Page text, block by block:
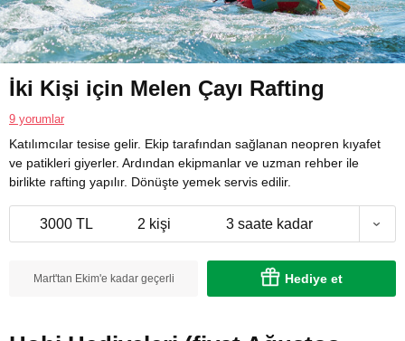
İki Kişi için Melen Çayı Rafting
9 yorumlar
Katılımcılar tesise gelir. Ekip tarafından sağlanan neopren kıyafet
ve patikleri giyerler. Ardından ekipmanlar ve uzman rehber ile
birlikte rafting yapılır. Dönüşte yemek servis edilir.
3000 TL 2 kişi 3 saate kadar
Mart'tan Ekim'e kadar geçerli Hediye et